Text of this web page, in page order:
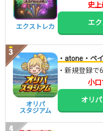
エクストレカ
史
エ
オリパ
スタジアム
・atone・ペ
・新規登録
小
オリ